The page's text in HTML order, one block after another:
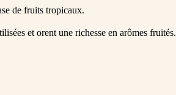
de fruits tropicaux.
et orent une richesse en arômes fruités.